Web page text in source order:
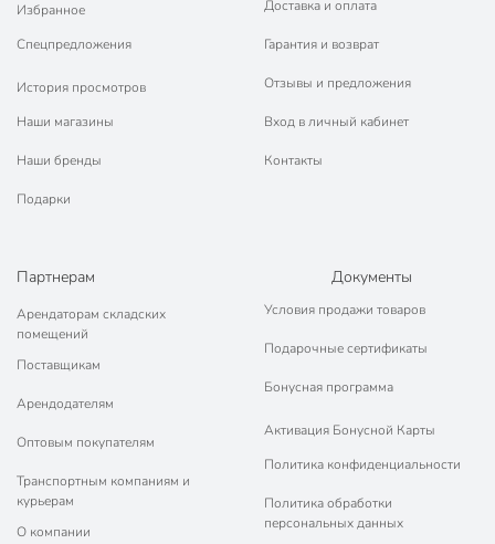
Тип
прокладка
Габариты упаковки
21 x 12 x 3 см
Избранное
Спецпредложения
История просмотров
Наши магазины
Наши бренды
Подарки
Доставка и оплата
Гарантия и возврат
Отзывы и предложения
Вход в личный кабинет
Контакты
Партнерам
Арендаторам складских
помещений
Поставщикам
Арендодателям
Оптовым покупателям
Транспортным компаниям и
курьерам
О компании
Документы
Условия продажи товаров
Подарочные сертификаты
Бонусная программа
Активация Бонусной Карты
Политика конфиденциальности
Политика обработки
персональных данных